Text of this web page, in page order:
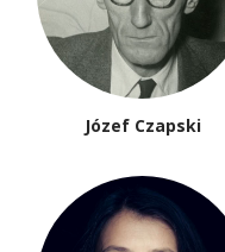
Józef Czapski